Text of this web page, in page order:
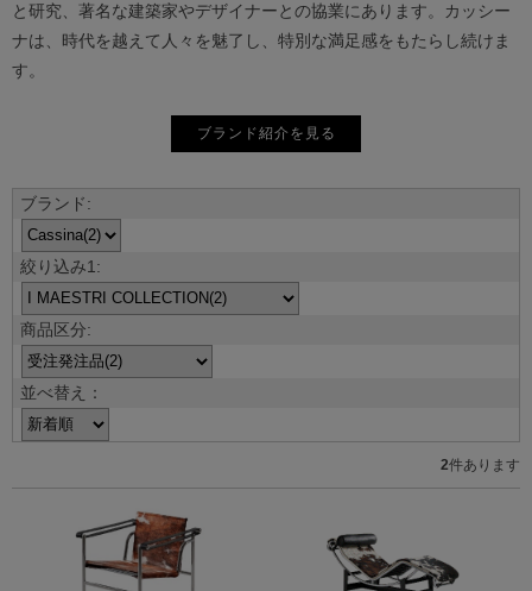
と研究、著名な建築家やデザイナーとの協業にあります。カッシー
ナは、時代を越えて人々を魅了し、特別な満足感をもたらし続けま
す。
ブランド紹介を見る
並べ替え：
2件あります